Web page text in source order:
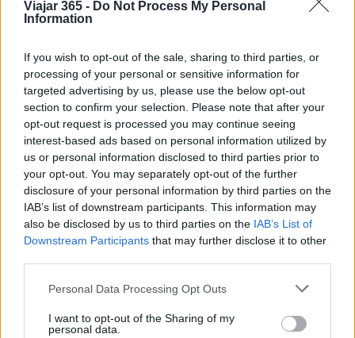
Viajar 365 - Do Not Process My Personal
Information
If you wish to opt-out of the sale, sharing to third parties, or
processing of your personal or sensitive information for
targeted advertising by us, please use the below opt-out
section to confirm your selection. Please note that after your
opt-out request is processed you may continue seeing
interest-based ads based on personal information utilized by
us or personal information disclosed to third parties prior to
your opt-out. You may separately opt-out of the further
disclosure of your personal information by third parties on the
IAB’s list of downstream participants. This information may
also be disclosed by us to third parties on the IAB’s List of
Downstream Participants that may further disclose it to other
Please note that this website/app uses one or more Google
not limited to your visit or usage behaviour. You may click to
grant or deny consent to Google and its third-party tags to
Personal Data Processing Opt Outs
I want to opt-out of the Sharing of my
personal data.
superadas y los logros alcanzados reflejan un
a todos para descubrir y valorar un espacio que,
mes a mes, se afianza como un nodo crucial para
la movilidad de la región. Y tú, ¿estás listo para
ser parte de esta emocionante aventura?
«`
Staff